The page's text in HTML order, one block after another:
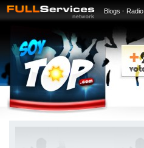
Blogs · Radio